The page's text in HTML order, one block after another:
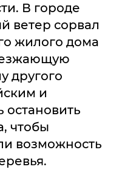
В городе
ветер сорвал
жилого дома
другого
и
чтобы
возможность